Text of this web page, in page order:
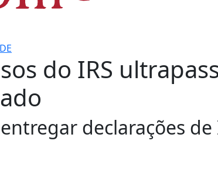
do IRS
declarações